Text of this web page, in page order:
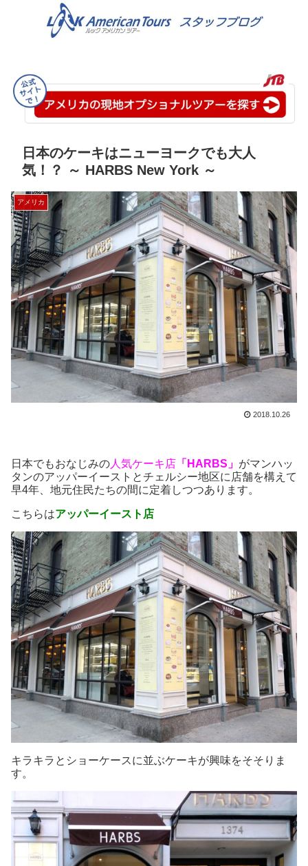
日本のケーキはニューヨークでも大人
気！？ ～ HARBS New York ～
アメリカ
2018.10.26
日本でもおなじみの人気ケーキ店 「HARBS」 がマンハッ
タンのアッパーイーストとチェルシー地区に店舗を構えて
早4年、地元住民たちの間に定着しつつあります。
こちらはアッパーイースト店
キラキラとショーケースに並ぶケーキが興味をそそりま
す。